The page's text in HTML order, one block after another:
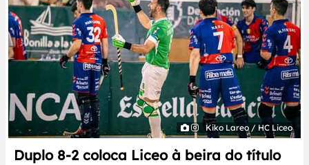
Kiko Lareo / HC Liceo
Duplo 8-2 coloca Liceo à beira do título